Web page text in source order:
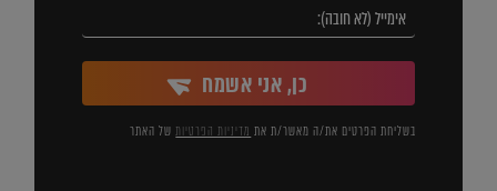
כן, אני אשמח
בשליחת הפרטים את/ה מאשר/ת את מדיניות הפרטיותשל האתר